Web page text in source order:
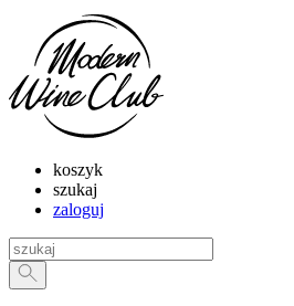
koszyk
szukaj
zaloguj